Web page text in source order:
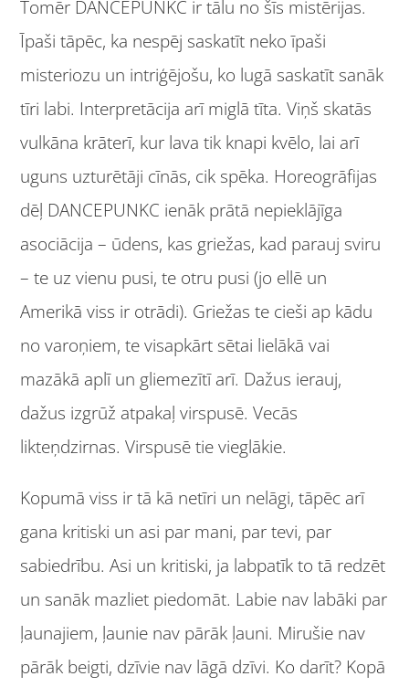
Tomēr DANCEPUNKC ir tālu no šīs mistērijas.
Īpaši tāpēc, ka nespēj saskatīt neko īpaši
misteriozu un intriģējošu, ko lugā saskatīt sanāk
tīri labi. Interpretācija arī miglā tīta. Viņš skatās
vulkāna krāterī, kur lava tik knapi kvēlo, lai arī
uguns uzturētāji cīnās, cik spēka. Horeogrāfijas
dēļ DANCEPUNKC ienāk prātā nepieklājīga
asociācija – ūdens, kas griežas, kad parauj sviru
– te uz vienu pusi, te otru pusi (jo ellē un
Amerikā viss ir otrādi). Griežas te cieši ap kādu
no varoņiem, te visapkārt sētai lielākā vai
mazākā aplī un gliemezītī arī. Dažus ierauj,
dažus izgrūž atpakaļ virspusē. Vecās
likteņdzirnas. Virspusē tie vieglākie.
Kopumā viss ir tā kā netīri un nelāgi, tāpēc arī
gana kritiski un asi par mani, par tevi, par
sabiedrību. Asi un kritiski, ja labpatīk to tā redzēt
un sanāk mazliet piedomāt. Labie nav labāki par
ļaunajiem, ļaunie nav pārāk ļauni. Mirušie nav
pārāk beigti, dzīvie nav lāgā dzīvi. Ko darīt? Kopā